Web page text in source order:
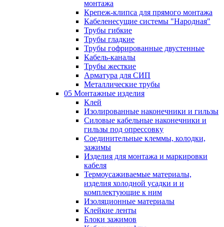
монтажа
Крепеж-клипса для прямого монтажа
Кабеленесущие системы "Народная"
Трубы гибкие
Трубы гладкие
Трубы гофрированные двустенные
Кабель-каналы
Трубы жесткие
Арматура для СИП
Металлические трубы
05 Монтажные изделия
Клей
Изолированные наконечники и гильзы
Силовые кабельные наконечники и
гильзы под опрессовку
Соединительные клеммы, колодки,
зажимы
Изделия для монтажа и маркировки
кабеля
Термоусаживаемые материалы,
изделия холодной усадки и и
комплектующие к ним
Изоляционные материалы
Клейкие ленты
Блоки зажимов